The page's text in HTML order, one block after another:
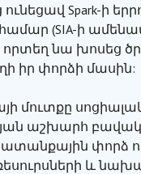
Spark-ի
(SIA-ի
որտեղ նա խոսեց
իր փորձի մասին:
մուտքը
աշխարհ
փորձ
և